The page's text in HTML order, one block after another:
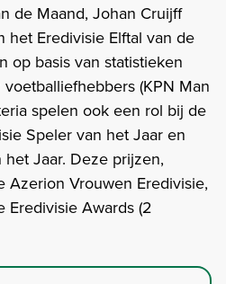
de Maand, Johan Cruijff
het Eredivisie Elftal van de
op basis van statistieken
(KPN Man
spelen ook een rol bij de
Speler van het Jaar en
Jaar. Deze prijzen,
Azerion Vrouwen Eredivisie,
Awards (2